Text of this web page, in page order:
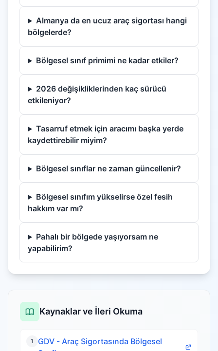
Almanya da en ucuz araç sigortası hangi
bölgelerde?
Bölgesel sınıf primimi ne kadar etkiler?
2026 değişikliklerinden kaç sürücü
etkileniyor?
Tasarruf etmek için aracımı başka yerde
kaydettirebilir miyim?
Bölgesel sınıflar ne zaman güncellenir?
Bölgesel sınıfım yükselirse özel fesih
hakkım var mı?
Pahalı bir bölgede yaşıyorsam ne
yapabilirim?
Kaynaklar ve İleri Okuma
1
GDV - Araç Sigortasında Bölgesel